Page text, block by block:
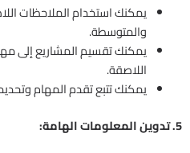
يمكنك استخدام الملاحظات
والمتوسطة.
يمكنك تقسيم المشاريع إلى
اللاصقة.
يمكنك تتبع تقدم المهام
5. تدوين المعلومات الهامة: